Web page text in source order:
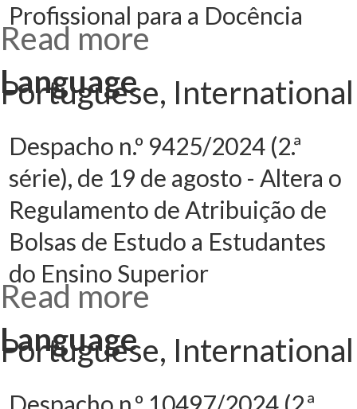
Profissional para a Docência
Read more
(2.ª série), de
21 de
fevereiro -
Regulamento
de Atribuição
de Bolsas a
Estudantes
Inscritos em
Ciclos de
Estudos
Conducentes à
Habilitação
Profissional
para a
Docência
Language
Portuguese, International
Despacho n.º 9425/2024 (2.ª
série), de 19 de agosto - Altera o
Regulamento de Atribuição de
Bolsas de Estudo a Estudantes
do Ensino Superior
Read more
(2.ª série), de
19 de agosto -
Altera o
Regulamento
de Atribuição
de Bolsas de
Estudo a
Language
Portuguese, International